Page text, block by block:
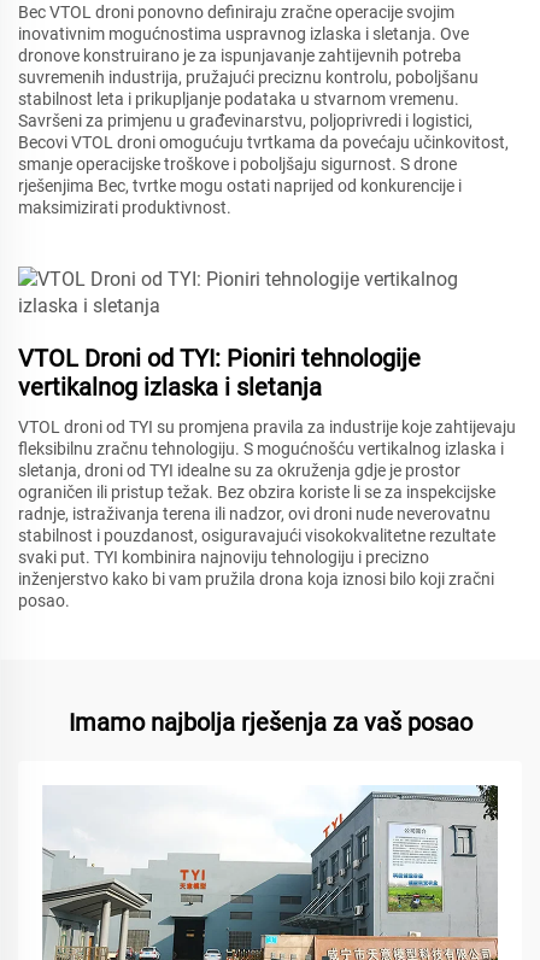
Bec VTOL droni ponovno definiraju zračne operacije svojim
inovativnim mogućnostima uspravnog izlaska i sletanja. Ove
dronove konstruirano je za ispunjavanje zahtijevnih potreba
suvremenih industrija, pružajući preciznu kontrolu, poboljšanu
stabilnost leta i prikupljanje podataka u stvarnom vremenu.
Savršeni za primjenu u građevinarstvu, poljoprivredi i logistici,
Becovi VTOL droni omogućuju tvrtkama da povećaju učinkovitost,
smanje operacijske troškove i poboljšaju sigurnost. S drone
rješenjima Bec, tvrtke mogu ostati naprijed od konkurencije i
maksimizirati produktivnost.
VTOL Droni od TYI: Pioniri tehnologije
vertikalnog izlaska i sletanja
VTOL droni od TYI su promjena pravila za industrije koje zahtijevaju
fleksibilnu zračnu tehnologiju. S mogućnošću vertikalnog izlaska i
sletanja, droni od TYI idealne su za okruženja gdje je prostor
ograničen ili pristup težak. Bez obzira koriste li se za inspekcijske
radnje, istraživanja terena ili nadzor, ovi droni nude neverovatnu
stabilnost i pouzdanost, osiguravajući visokokvalitetne rezultate
svaki put. TYI kombinira najnoviju tehnologiju i precizno
inženjerstvo kako bi vam pružila drona koja iznosi bilo koji zračni
posao.
Imamo najbolja rješenja za vaš posao